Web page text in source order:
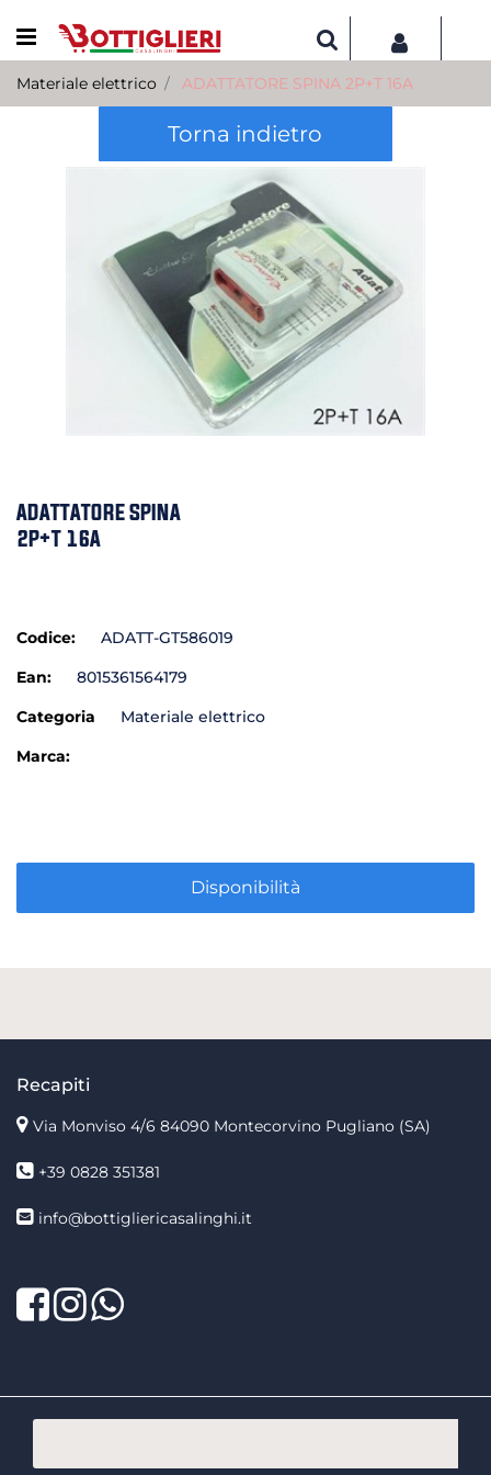
Open menu
Materiale elettrico ADATTATORE SPINA 2P+T 16A
Torna indietro
ADATTATORE SPINA
2P+T 16A
Codice:
ADATT-GT586019
Ean:
8015361564179
Categoria
Materiale elettrico
Marca:
Disponibilità
Recapiti
Via Monviso 4/6 84090 Montecorvino Pugliano (SA)
+39 0828 351381
info@bottigliericasalinghi.it
Facebook
TwitterLinkedIn